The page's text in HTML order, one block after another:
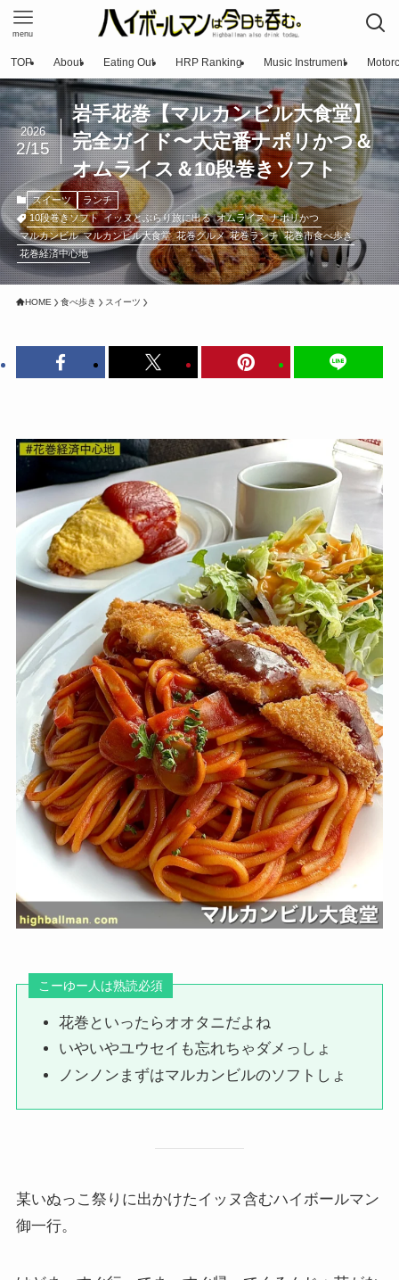
menu
TOP About Eating Out HRP Ranking Music Instrument
岩手花巻【マルカンビル大食堂】
完全ガイド〜大定番ナポリかつ＆
オムライス＆10段巻きソフト
2026
2/15
スイーツ
ランチ
10段巻きソフト イッヌとぶらり旅に出る オムライス ナポリかつ
マルカンビル マルカンビル大食堂 花巻グルメ 花巻ランチ 花巻市食べ歩き
花巻経済中心地
HOME 食べ歩き スイーツ
こーゆー人は熟読必須
花巻といったらオオタニだよね
いやいやユウセイも忘れちゃダメっしょ
ノンノンまずはマルカンビルのソフトしょ
某いぬっこ祭りに出かけたイッヌ含むハイボールマン
御一行。